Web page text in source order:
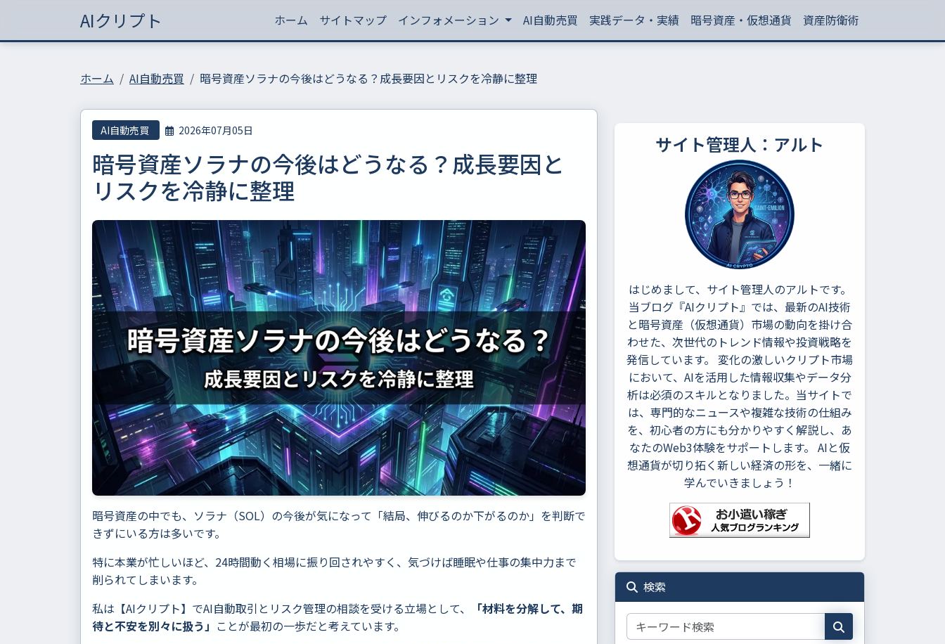
AIクリプト ホーム サイトマップ インフォメーション AI自動売買 実践データ・実績 暗号資産・仮想通貨 資産防衛術
ホーム AI自動売買 暗号資産ソラナの今後はどうなる？成長要因とリスクを冷静に整理
AI自動売買 2026年07月05日
暗号資産ソラナの今後はどうなる？成長要因と
リスクを冷静に整理
暗号資産の中でも、ソラナ（SOL）の今後が気になって「結局、伸びるのか下がるのか」を判断で
きずにいる方は多いです。
特に本業が忙しいほど、24時間動く相場に振り回されやすく、気づけば睡眠や仕事の集中力まで
削られてしまいます。
私は【AIクリプト】でAI自動取引とリスク管理の相談を受ける立場として、
「材料を分解して、期
待と不安を別々に扱う」 ことが最初の一歩だと考えています。
サイト管理人：アルト
はじめまして、サイト管理人のアルトです。
当ブログ『AIクリプト』では、最新のAI技術
と暗号資産（仮想通貨）市場の動向を掛け合
わせた、次世代のトレンド情報や投資戦略を
発信しています。 変化の激しいクリプト市場
において、AIを活用した情報収集やデータ分
析は必須のスキルとなりました。当サイトで
は、専門的なニュースや複雑な技術の仕組み
を、初心者の方にも分かりやすく解説し、あ
なたのWeb3体験をサポートします。 AIと仮
想通貨が切り拓く新しい経済の形を、一緒に
学んでいきましょう！
検索